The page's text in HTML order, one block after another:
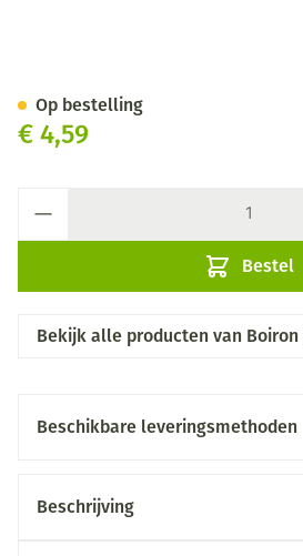
€ 4,59
Bestel
Op bestelling
Bekijk alle producten van Boiron
Beschikbare leveringsmethoden
Beschrijving